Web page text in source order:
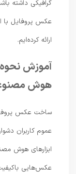
گرافیکی داشته باشید.
عکس پروفایل با
ارائه کرده‌ایم.
آموزش نحوه
هوش مصنوعی
ساخت عکس پروفایل
عموم کاربران دشوار به‌
ابزارهای هوش مصنوعی
عکس‌هایی باکیفیت